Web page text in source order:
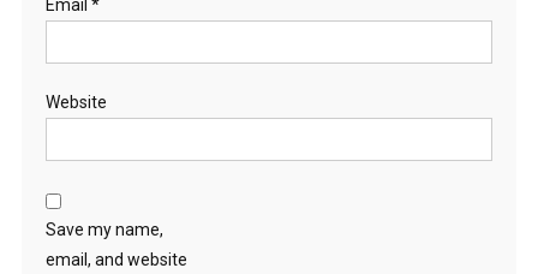
Email *
Website
Save my name,
email, and website